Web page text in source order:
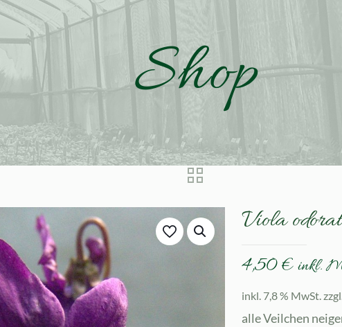
Shop
Viola
4,50€ inkl.
inkl. 7,8 % MwSt.
alle Veilchen